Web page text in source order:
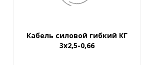
Кабель силовой гибкий КГ
3x2,5-0,66